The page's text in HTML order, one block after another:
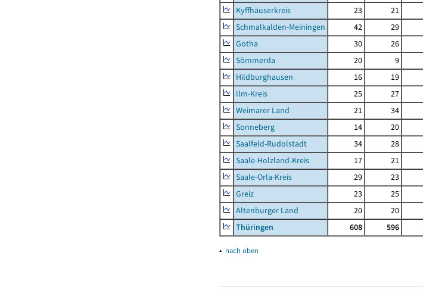
Kyffhäuserkreis
23 21
Schmalkalden-Meiningen
42 29
Gotha
30 26
Sömmerda
20 9
Hildburghausen
16 19
Ilm-Kreis
25 27
Weimarer Land
21 34
Sonneberg
14 20
Saalfeld-Rudolstadt
34 28
Saale-Holzland-Kreis
17 21
Saale-Orla-Kreis
29 23
Greiz
23 25
Altenburger Land
20 20
Thüringen
608 596
▴ nach oben